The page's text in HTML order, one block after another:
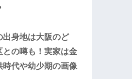
出身地は大阪のど
との噂も！実家は金
時代や幼少期の画像